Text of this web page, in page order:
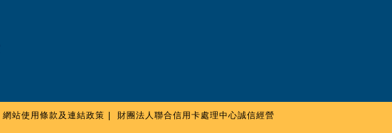
網站使用條款及連結政策
財團法人聯合信用卡處理中心誠信經營